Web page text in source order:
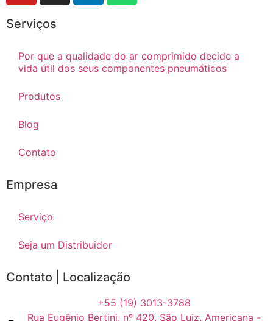
Serviços
Por que a qualidade do ar comprimido decide a
vida útil dos seus componentes pneumáticos
Produtos
Blog
Contato
Empresa
Serviço
Seja um Distribuidor
Contato | Localização
+55 (19) 3013-3788
Rua Eugênio Bertini, nº 420, São Luiz, Americana -